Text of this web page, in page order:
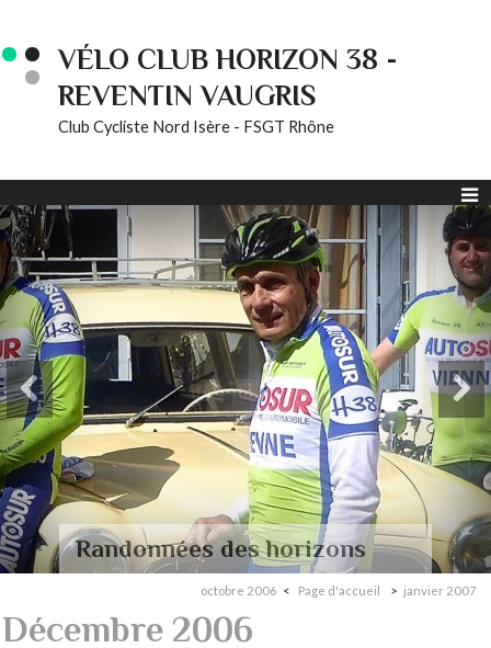
VÉLO CLUB HORIZON 38 -
REVENTIN VAUGRIS
Club Cycliste Nord Isère - FSGT Rhône
Randonnées des horizons
octobre 2006 Page d'accueil janvier 2007
Décembre 2006